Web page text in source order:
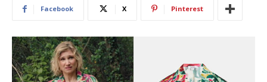
Facebook X Pinterest